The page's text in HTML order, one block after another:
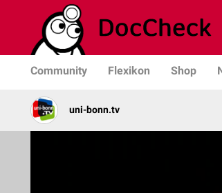
Community Flexikon Shop
uni-bonn.tv